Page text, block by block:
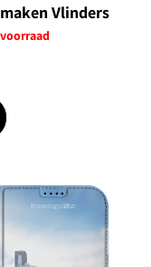
Vlinders